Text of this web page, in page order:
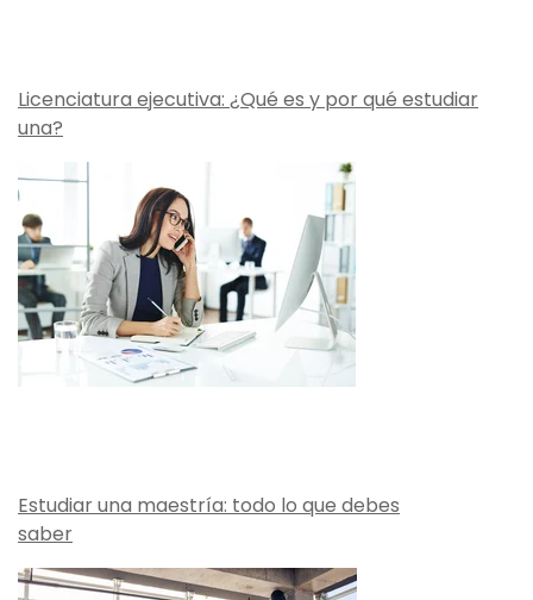
Licenciatura ejecutiva: ¿Qué es y por qué estudiar
una?
Estudiar una maestría: todo lo que debes
saber